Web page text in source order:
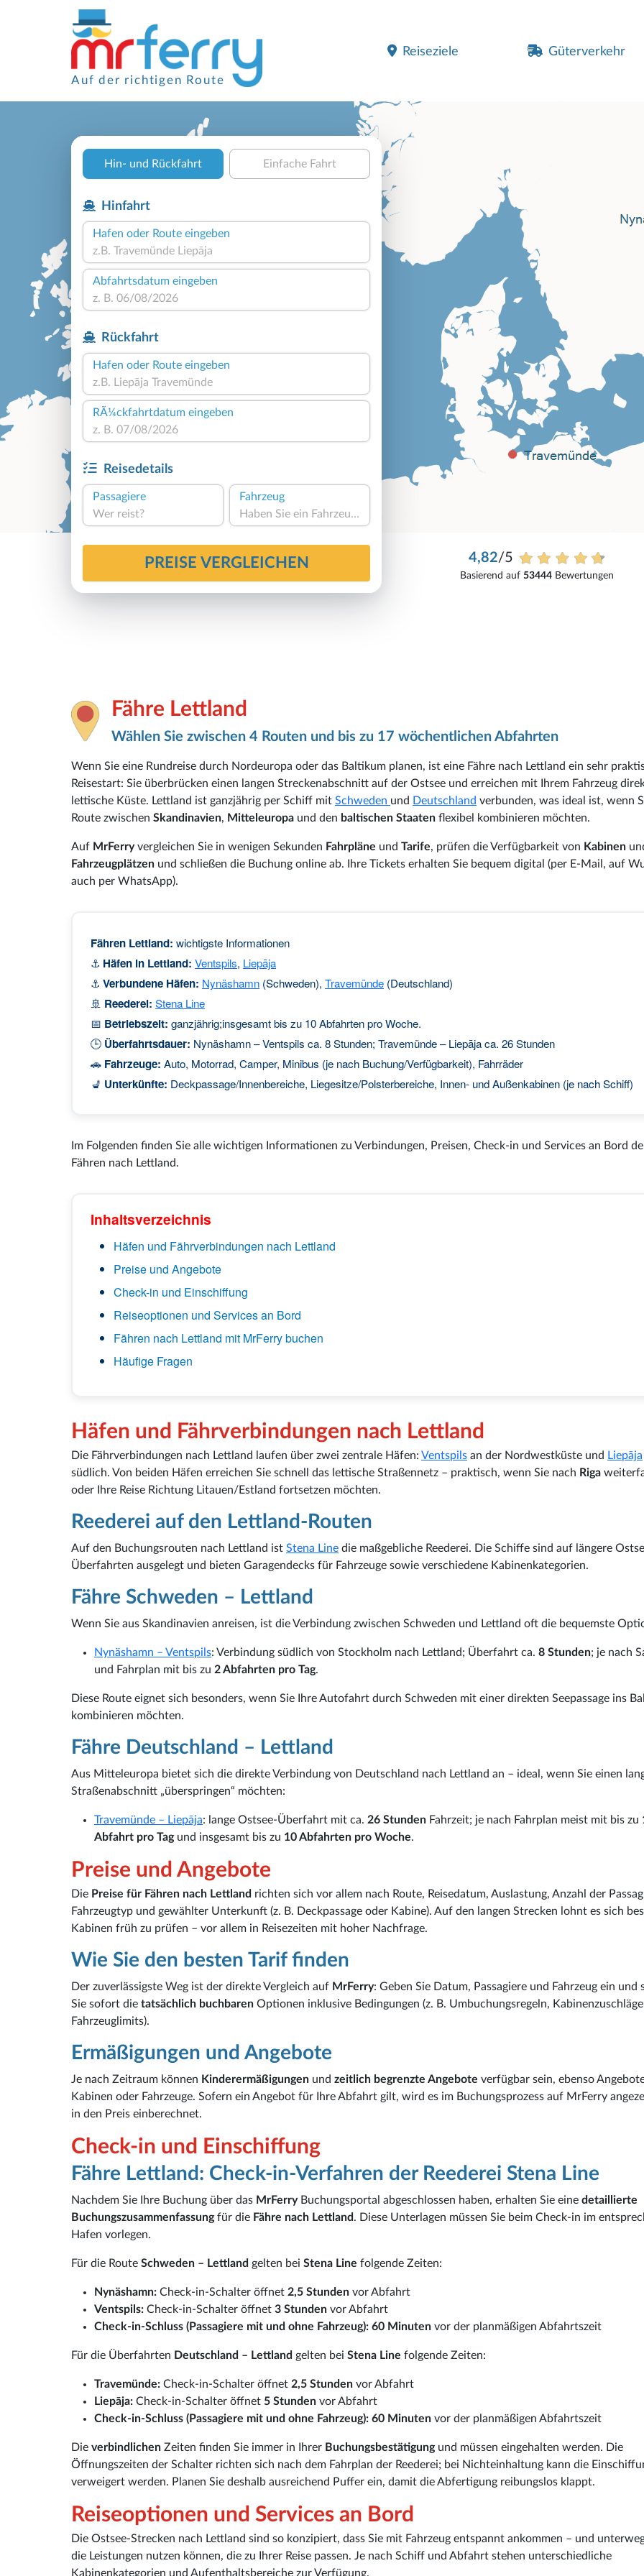
Auf der richtigen Route
Reiseziele Güterverkehr
Hin- und Rückfahrt Einfache Fahrt
Hinfahrt
Hafen oder Route eingeben
Abfahrtsdatum eingeben
Rückfahrt
Hafen oder Route eingeben
RÃ¼ckfahrtdatum eingeben
Reisedetails
Passagiere
Wer reist?
Fahrzeug
Haben Sie ein Fahrzeug?
PREISE VERGLEICHEN 4,82/5
Basierend auf53444 Bewertungen
Fähre Lettland
Wählen Sie zwischen 4 Routen und bis zu 17 wöchentlichen Abfahrten
Wenn Sie eine Rundreise durch Nordeuropa oder das Baltikum planen, ist eine Fähre nach Lettland ein sehr
Reisestart: Sie überbrücken einen langen Streckenabschnitt auf der Ostsee und erreichen mit Ihrem Fahrzeug
lettische Küste. Lettland ist ganzjährig per Schiff mit Schweden und Deutschland verbunden, was ideal ist, wenn
Route zwischen Skandinavien, Mitteleuropa und den baltischen Staaten flexibel kombinieren möchten.
Auf MrFerryvergleichen Sie in wenigen Sekunden Fahrpläne und Tarife, prüfen die Verfügbarkeit von Kabinen
Fahrzeugplätzen und schließen die Buchung online ab. Ihre Tickets erhalten Sie bequem digital (per E-Mail, auf
auch per WhatsApp).
Fähren Lettland: wichtigste Informationen
⚓ Häfen in Lettland: Ventspils, Liepāja
⚓ Verbundene Häfen: Nynäshamn (Schweden), Travemünde (Deutschland)
🚢 Reederei: Stena Line
📅 Betriebszeit: ganzjährig;insgesamt bis zu 10 Abfahrten pro Woche.
🕒 Überfahrtsdauer: Nynäshamn – Ventspils ca. 8 Stunden; Travemünde – Liepāja ca. 26 Stunden
🚗 Fahrzeuge: Auto, Motorrad, Camper, Minibus (je nach Buchung/Verfügbarkeit), Fahrräder
💺 Unterkünfte: Deckpassage/Innenbereiche, Liegesitze/Polsterbereiche, Innen- und Außenkabinen (je nach Schiff)
Im Folgenden finden Sie alle wichtigen Informationen zu Verbindungen, Preisen, Check-in und Services an Bord
Fähren nach Lettland.
Inhaltsverzeichnis
Häfen und Fährverbindungen nach Lettland
Preise und Angebote
Check-in und Einschiffung
Reiseoptionen und Services an Bord
Fähren nach Lettland mit MrFerry buchen
Häufige Fragen
Häfen und Fährverbindungen nach Lettland
Die Fährverbindungen nach Lettland laufen über zwei zentrale Häfen: Ventspils an der Nordwestküste und Liepāja
südlich. Von beiden Häfen erreichen Sie schnell das lettische Straßennetz – praktisch, wenn Sie nach Riga
oder Ihre Reise Richtung Litauen/Estland fortsetzen möchten.
Reederei auf den Lettland-Routen
Auf den Buchungsrouten nach Lettland ist Stena Line die maßgebliche Reederei. Die Schiffe sind auf längere
Überfahrten ausgelegt und bieten Garagendecks für Fahrzeuge sowie verschiedene Kabinenkategorien.
Fähre Schweden – Lettland
Wenn Sie aus Skandinavien anreisen, ist die Verbindung zwischen Schweden und Lettland oft die bequemste
Nynäshamn – Ventspils: Verbindung südlich von Stockholm nach Lettland; Überfahrt ca. 8 Stunden; je nach
und Fahrplan mit bis zu 2 Abfahrten pro Tag.
Diese Route eignet sich besonders, wenn Sie Ihre Autofahrt durch Schweden mit einer direkten Seepassage ins
kombinieren möchten.
Fähre Deutschland – Lettland
Aus Mitteleuropa bietet sich die direkte Verbindung von Deutschland nach Lettland an – ideal, wenn Sie einen
Straßenabschnitt „überspringen“ möchten:
Travemünde – Liepāja: lange Ostsee-Überfahrt mit ca. 26 Stunden Fahrzeit; je nach Fahrplan meist mit bis zu
Abfahrt pro Tagund insgesamt bis zu 10 Abfahrten pro Woche.
Preise und Angebote
Die Preise für Fähren nach Lettland richten sich vor allem nach Route, Reisedatum, Auslastung, Anzahl der
Fahrzeugtyp und gewählter Unterkunft (z. B. Deckpassage oder Kabine). Auf den langen Strecken lohnt es sich
Kabinen früh zu prüfen – vor allem in Reisezeiten mit hoher Nachfrage.
Wie Sie den besten Tarif finden
Der zuverlässigste Weg ist der direkte Vergleich auf MrFerry: Geben Sie Datum, Passagiere und Fahrzeug ein und
Sie sofort die tatsächlich buchbaren Optionen inklusive Bedingungen (z. B. Umbuchungsregeln,
Fahrzeuglimits).
Ermäßigungen und Angebote
Je nach Zeitraum können Kinderermäßigungen und zeitlich begrenzte Angebote verfügbar sein, ebenso
Kabinen oder Fahrzeuge. Sofern ein Angebot für Ihre Abfahrt gilt, wird es im Buchungsprozess auf MrFerry
in den Preis einberechnet.
Check-in und Einschiffung
Fähre Lettland: Check-in-Verfahren der Reederei Stena Line
Nachdem Sie Ihre Buchung über das MrFerryBuchungsportal abgeschlossen haben, erhalten Sie eine detaillierte
Buchungszusammenfassungfür die Fähre nach Lettland. Diese Unterlagen müssen Sie beim Check-in im
Hafen vorlegen.
Für die Route Schweden – Lettland gelten bei Stena Line folgende Zeiten:
Nynäshamn: Check-in-Schalter öffnet 2,5 Stunden vor Abfahrt
Ventspils: Check-in-Schalter öffnet 3 Stunden vor Abfahrt
Check-in-Schluss (Passagiere mit und ohne Fahrzeug): 60 Minuten vor der planmäßigen Abfahrtszeit
Für die Überfahrten Deutschland – Lettland gelten bei Stena Line folgende Zeiten:
Travemünde: Check-in-Schalter öffnet 2,5 Stunden vor Abfahrt
Liepāja: Check-in-Schalter öffnet 5 Stunden vor Abfahrt
Check-in-Schluss (Passagiere mit und ohne Fahrzeug): 60 Minuten vor der planmäßigen Abfahrtszeit
Die verbindlichen Zeiten finden Sie immer in Ihrer Buchungsbestätigungund müssen eingehalten werden. Die
Öffnungszeiten der Schalter richten sich nach dem Fahrplan der Reederei; bei Nichteinhaltung kann die
verweigert werden. Planen Sie deshalb ausreichend Puffer ein, damit die Abfertigung reibungslos klappt.
Reiseoptionen und Services an Bord
Die Ostsee-Strecken nach Lettland sind so konzipiert, dass Sie mit Fahrzeug entspannt ankommen – und
die Leistungen nutzen können, die zu Ihrer Reise passen. Je nach Schiff und Abfahrt stehen unterschiedliche
Kabinenkategorien und Aufenthaltsbereiche zur Verfügung.